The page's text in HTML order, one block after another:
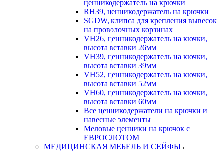
ценникодержатель на крючки
RH39, ценникодержатель на крючки
SGDW, клипса для крепления вывесок
на проволочных корзинах
VH26, ценникодержатель на кючки,
высота вставки 26мм
VH39, ценникодержатель на кючки,
высота вставки 39мм
VH52, ценникодержатель на кючки,
высота вставки 52мм
VH60, ценникодержатель на кючки,
высота вставки 60мм
Все ценникодержатели на крючки и
навесные элементы
Меловые ценники на крючок с
ЕВРОСЛОТОМ
МЕДИЦИНСКАЯ МЕБЕЛЬ И СЕЙФЫ